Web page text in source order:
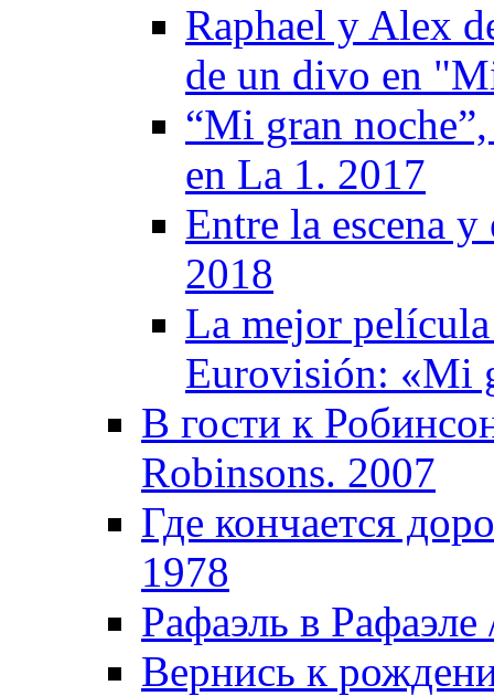
Raphael y Alex
de un divo en
“Mi gran
en La 1. 2017
Entre la escena
2018
La mejor
Eurovisión: «Mi
В гости к
Robinsons. 2007
Где кончается
1978
Рафаэль в
Вернись к